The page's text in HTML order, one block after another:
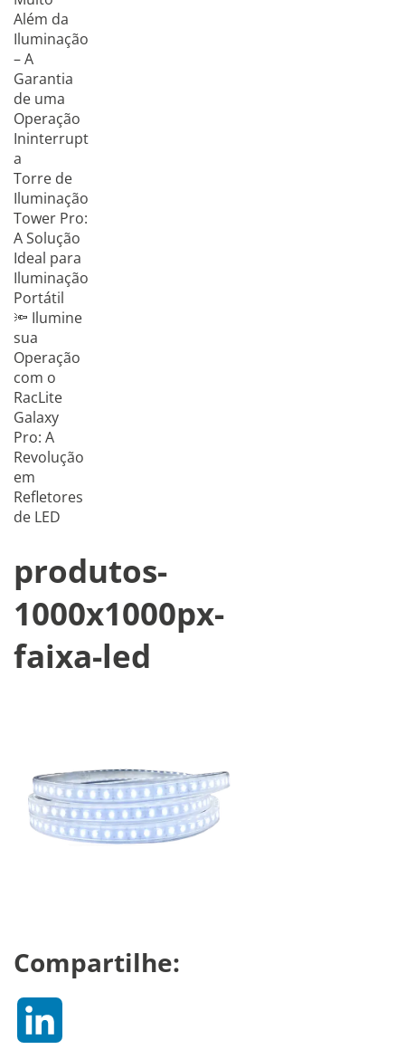
Além da
Iluminação
– A
Garantia
de uma
Operação
Ininterrupt
a
Torre de
Iluminação
Tower Pro:
A Solução
Ideal para
Iluminação
Portátil
🔦 Ilumine
sua
Operação
com o
RacLite
Galaxy
Pro: A
Revolução
em
Refletores
de LED
produtos-
1000x1000px-
faixa-led
Compartilhe: